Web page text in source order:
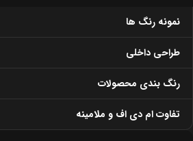
نمونه رنگ ها
طراحی داخلی
رنگ بندی محصولات
تفاوت ام دی اف و ملامینه